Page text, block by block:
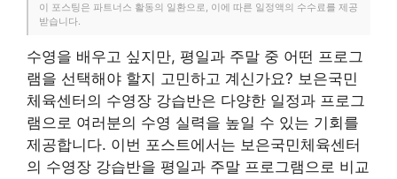
이 포스팅은 파트너스 활동의 일환으로, 이에 따른 일정액의 수수료를 제공
받습니다.
수영을 배우고 싶지만, 평일과 주말 중 어떤 프로그
램을 선택해야 할지 고민하고 계신가요? 보은국민
체육센터의 수영장 강습반은 다양한 일정과 프로그
램으로 여러분의 수영 실력을 높일 수 있는 기회를
제공합니다. 이번 포스트에서는 보은국민체육센터
의 수영장 강습반을 평일과 주말 프로그램으로 비교